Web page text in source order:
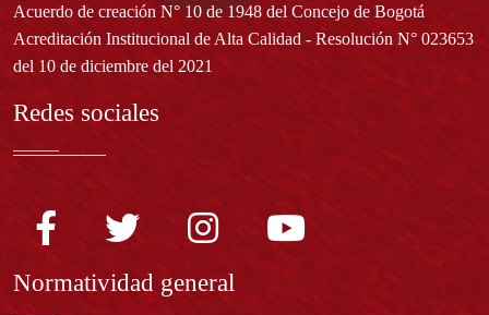
Acuerdo de creación N° 10 de 1948 del Concejo de Bogotá
Acreditación Institucional de Alta Calidad - Resolución N° 023653
del 10 de diciembre del 2021
Redes sociales
Normatividad general